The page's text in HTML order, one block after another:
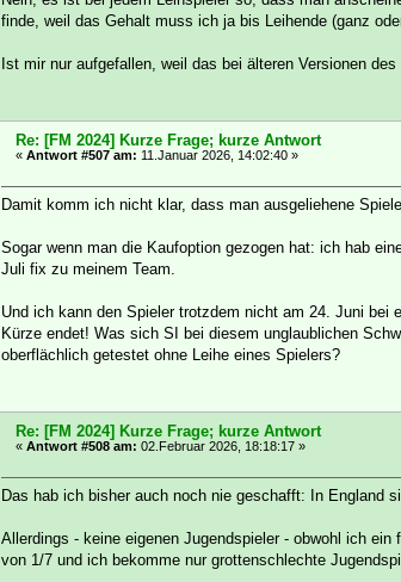
finde, weil das Gehalt muss ich ja bis Leihende (ganz
Ist mir nur aufgefallen, weil das bei älteren Versionen
Re: [FM 2024] Kurze Frage; kurze Antwort
« Antwort #507 am: 11.Januar 2026, 14:02:40 »
Damit komm ich nicht klar, dass man ausgeliehene
Sogar wenn man die Kaufoption gezogen hat: ich hab
Juli fix zu meinem Team.
Und ich kann den Spieler trotzdem nicht am 24. Juni
Kürze endet! Was sich SI bei diesem unglaublichen
oberflächlich getestet ohne Leihe eines Spielers?
Re: [FM 2024] Kurze Frage; kurze Antwort
« Antwort #508 am: 02.Februar 2026, 18:18:17 »
Das hab ich bisher auch noch nie geschafft: In England
Allerdings - keine eigenen Jugendspieler - obwohl ich
von 1/7 und ich bekomme nur grottenschlechte